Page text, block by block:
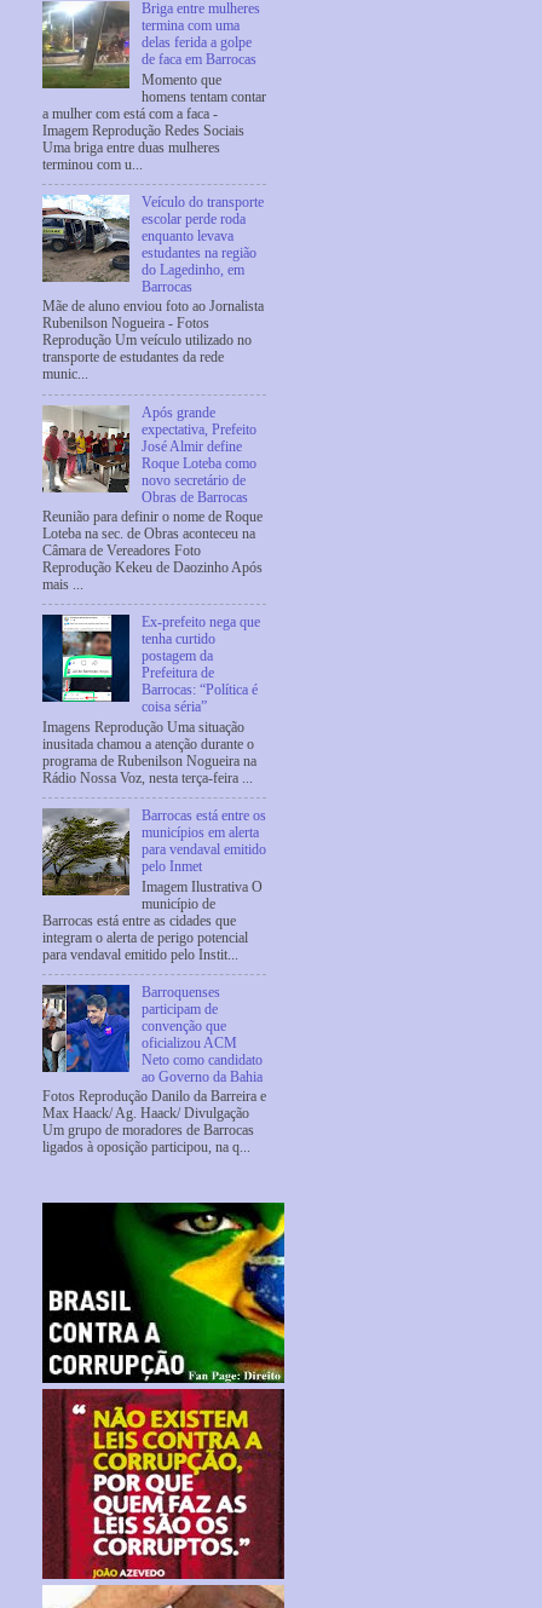
Briga entre mulheres
termina com uma
delas ferida a golpe
de faca em Barrocas
Momento que
homens tentam contar
a mulher com está com a faca -
Imagem Reprodução Redes Sociais
Uma briga entre duas mulheres
terminou com u...
Veículo do transporte
escolar perde roda
enquanto levava
estudantes na região
do Lagedinho, em
Barrocas
Mãe de aluno enviou foto ao Jornalista
Rubenilson Nogueira - Fotos
Reprodução Um veículo utilizado no
transporte de estudantes da rede
munic...
Após grande
expectativa, Prefeito
José Almir define
Roque Loteba como
novo secretário de
Obras de Barrocas
Reunião para definir o nome de Roque
Loteba na sec. de Obras aconteceu na
Câmara de Vereadores Foto
Reprodução Kekeu de Daozinho Após
mais ...
Ex-prefeito nega que
tenha curtido
postagem da
Prefeitura de
Barrocas: “Política é
coisa séria”
Imagens Reprodução Uma situação
inusitada chamou a atenção durante o
programa de Rubenilson Nogueira na
Rádio Nossa Voz, nesta terça-feira ...
Barrocas está entre os
municípios em alerta
para vendaval emitido
pelo Inmet
Imagem Ilustrativa O
município de
Barrocas está entre as cidades que
integram o alerta de perigo potencial
para vendaval emitido pelo Instit...
Barroquenses
participam de
convenção que
oficializou ACM
Neto como candidato
ao Governo da Bahia
Fotos Reprodução Danilo da Barreira e
Max Haack/ Ag. Haack/ Divulgação
Um grupo de moradores de Barrocas
ligados à oposição participou, na q...